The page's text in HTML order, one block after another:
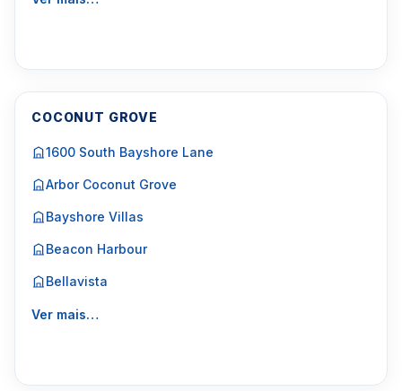
COCONUT GROVE
1600 South Bayshore Lane
Arbor Coconut Grove
Bayshore Villas
Beacon Harbour
Bellavista
Ver mais…